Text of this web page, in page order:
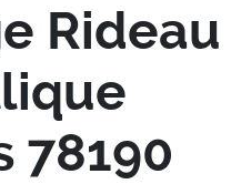
Rideau
78190